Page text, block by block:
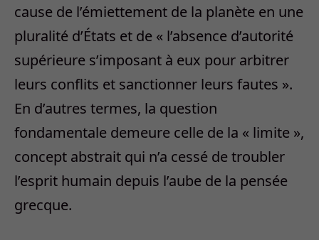
cause de l’émiettement de la planète en une
pluralité d’États et de « l’absence d’autorité
supérieure s’imposant à eux pour arbitrer
leurs conflits et sanctionner leurs fautes ».
En d’autres termes, la question
fondamentale demeure celle de la « limite »,
concept abstrait qui n’a cessé de troubler
l’esprit humain depuis l’aube de la pensée
grecque.